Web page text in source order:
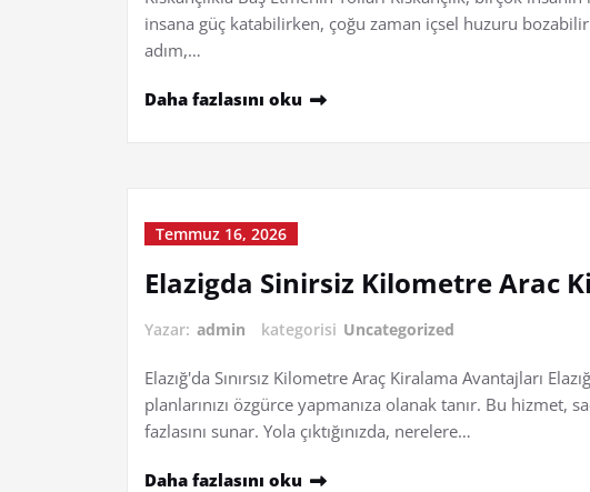
insana güç katabilirken, çoğu zaman içsel huzuru
adım,…
Daha fazlasını oku
Temmuz 16, 2026
Elazigda Sinirsiz Kilometre Arac
Yazar: admin kategorisi Uncategorized
Elazığ'da Sınırsız Kilometre Araç Kiralama Avantajları
planlarınızı özgürce yapmanıza olanak tanır. Bu hizmet,
fazlasını sunar. Yola çıktığınızda, nerelere…
Daha fazlasını oku